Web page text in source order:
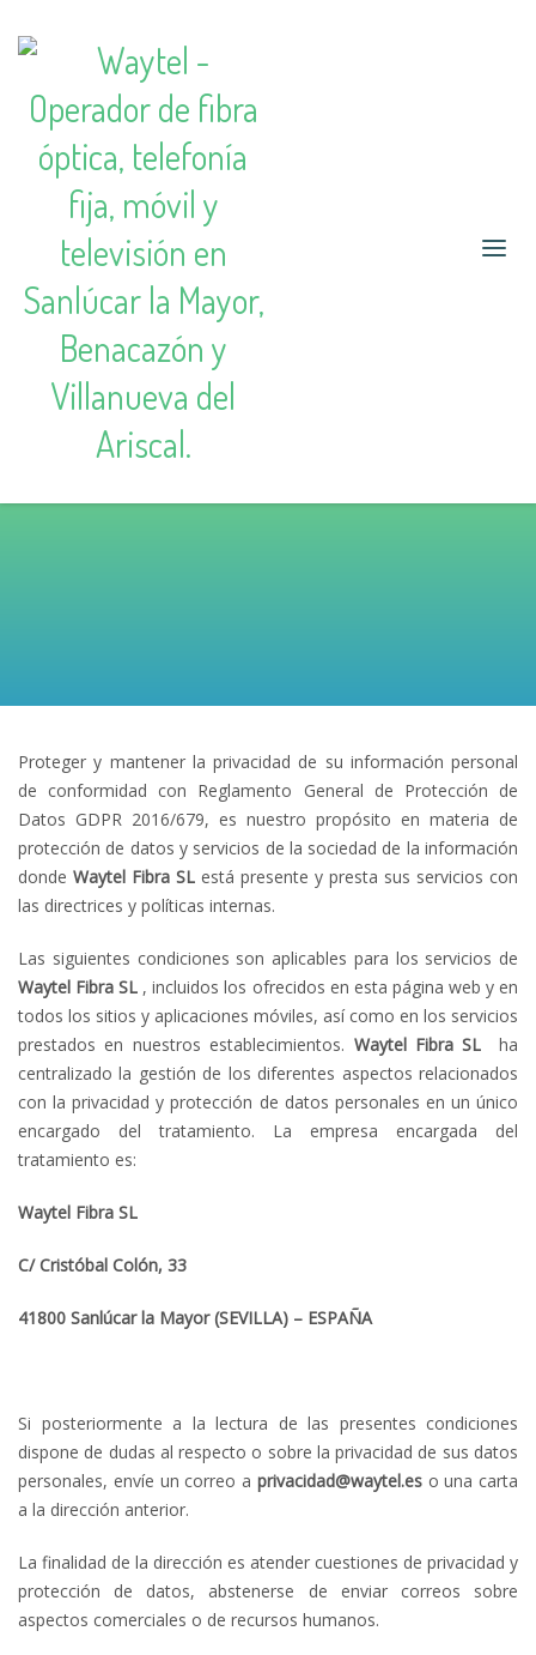
Proteger y mantener la privacidad de su información personal
de conformidad con Reglamento General de Protección de
Datos GDPR 2016/679, es nuestro propósito en materia de
protección de datos y servicios de la sociedad de la información
donde Waytel Fibra SL está presente y presta sus servicios con
las directrices y políticas internas.
Las siguientes condiciones son aplicables para los servicios de
Waytel Fibra SL , incluidos los ofrecidos en esta página web y en
todos los sitios y aplicaciones móviles, así como en los servicios
prestados en nuestros establecimientos. Waytel FibraSL ha
centralizado la gestión de los diferentes aspectos relacionados
con la privacidad y protección de datos personales en un único
encargado del tratamiento. La empresa encargada del
tratamiento es:
Waytel Fibra SL
C/ Cristóbal Colón, 33
41800 Sanlúcar la Mayor (SEVILLA) – ESPAÑA
Si posteriormente a la lectura de las presentes condiciones
dispone de dudas al respecto o sobre la privacidad de sus datos
personales, envíe un correo a privacidad@waytel.eso una carta
a la dirección anterior.
La finalidad de la dirección es atender cuestiones de privacidad y
protección de datos, abstenerse de enviar correos sobre
aspectos comerciales o de recursos humanos.